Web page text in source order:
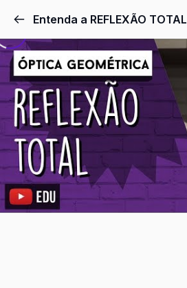
para
o
conteúdo
Entenda a REFLEXÃO TOTAL